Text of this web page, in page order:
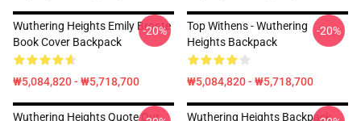
Wuthering Heights Emily Bronte
Book Cover Backpack
₩5,084,820 - ₩5,718,700
-20%
Top Withens - Wuthering
Heights Backpack
₩5,084,820 - ₩5,718,700
-20%
Wuthering Heights Quote Our
Wuthering Heights Backpack